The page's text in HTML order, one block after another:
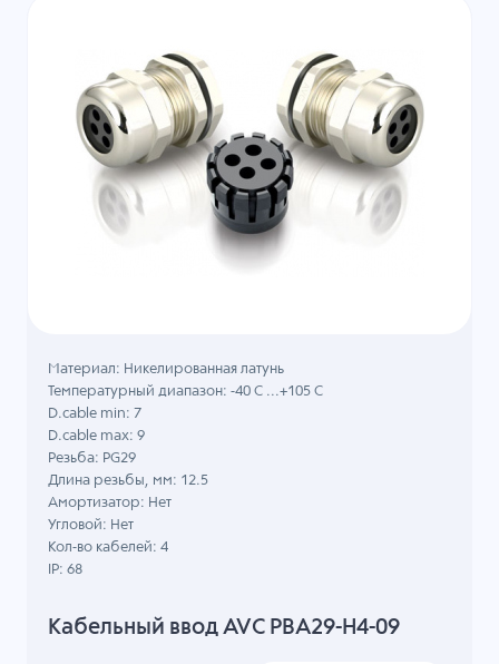
Кабельный ввод AVC PBA29-H4-09
Материал: Никелированная латунь
Температурный диапазон: -40 C ...+105 C
D.cable min: 7
D.cable max: 9
Резьба: PG29
Длина резьбы, мм: 12.5
Амортизатор: Нет
Угловой: Нет
Кол-во кабелей: 4
IP: 68